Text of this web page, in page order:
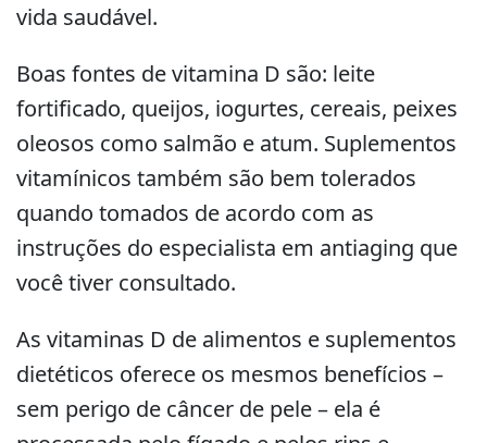
vida saudável.
Boas fontes de vitamina D são: leite
fortificado, queijos, iogurtes, cereais, peixes
oleosos como salmão e atum. Suplementos
vitamínicos também são bem tolerados
quando tomados de acordo com as
instruções do especialista em antiaging que
você tiver consultado.
As vitaminas D de alimentos e suplementos
dietéticos oferece os mesmos benefícios –
sem perigo de câncer de pele – ela é